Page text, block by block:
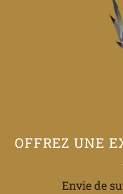
OFFREZ UNE
Envie de